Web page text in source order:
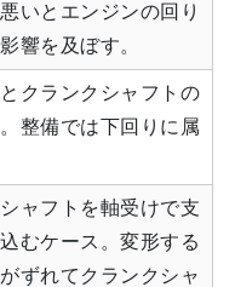
いとエンジンの回り
響を及ぼす。
クランクシャフトの
整備では下回りに属
ャフトを軸受けで支
むケース。変形する
ずれてクランクシャ